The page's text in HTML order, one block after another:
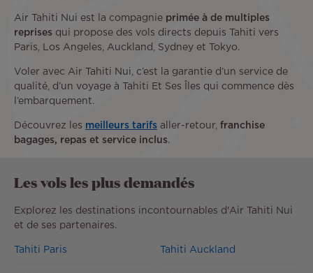
Air Tahiti Nui est la compagnie primée à de multiples
reprises qui propose des vols directs depuis Tahiti vers
Paris, Los Angeles, Auckland, Sydney et Tokyo.
Voler avec Air Tahiti Nui, c’est la garantie d’un service de
qualité, d’un voyage à Tahiti Et Ses Îles qui commence dès
l’embarquement.
Découvrez les meilleurs tarifs aller-retour, franchise
bagages, repas et service inclus.
Les vols les plus demandés
Explorez les destinations incontournables d'Air Tahiti Nui
et de ses partenaires.
Tahiti Paris Tahiti Auckland